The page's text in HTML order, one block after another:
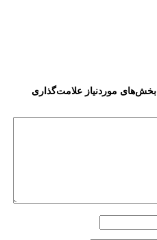
بخش‌های موردنیاز علامت‌گذاری